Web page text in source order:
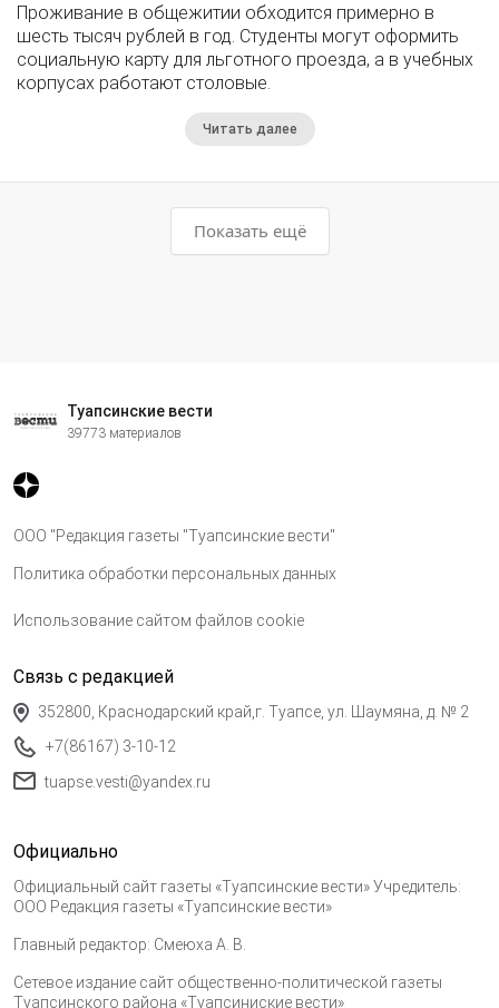
Проживание в общежитии обходится примерно в
шесть тысяч рублей в год. Студенты могут оформить
социальную карту для льготного проезда, а в учебных
корпусах работают столовые.
Читать далее
Показать ещё
Туапсинские вести
39773 материалов
ООО "Редакция газеты "Туапсинские вести"
Политика обработки персональных данных
Использование сайтом файлов cookie
Связь с редакцией
352800, Краснодарский край,г. Туапсе, ул. Шаумяна, д. № 2
+7(86167) 3-10-12
tuapse.vesti@yandex.ru
Официально
Официальный сайт газеты «Туапсинские вести» Учредитель:
ООО Редакция газеты «Туапсинские вести»
Главный редактор: Смеюха А. В.
Сетевое издание сайт общественно-политической газеты
Туапсинского района «Туапсиниские вести»